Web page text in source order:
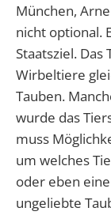
München,
nicht optional.
Staatsziel.
Wirbeltiere
Tauben.
wurde das
muss
um welches
oder eben
ungeliebte